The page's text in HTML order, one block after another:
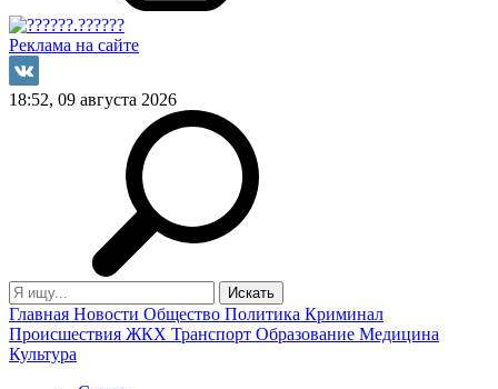
Реклама на сайте
18:52, 09 августа 2026
Главная Новости Общество Политика Криминал
Происшествия ЖКХ Транспорт Образование Медицина
Культура